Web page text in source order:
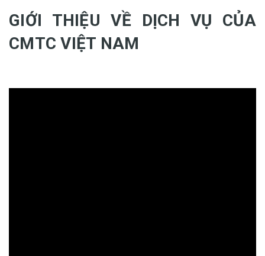
GIỚI THIỆU VỀ DỊCH VỤ CỦA
CMTC VIỆT NAM